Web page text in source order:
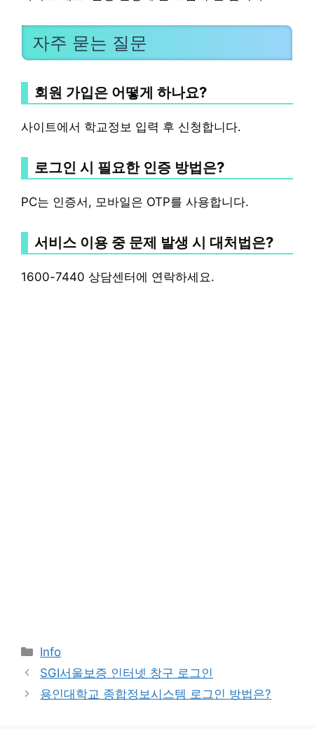
자주 묻는 질문
회원 가입은 어떻게 하나요?
사이트에서 학교정보 입력 후 신청합니다.
로그인 시 필요한 인증 방법은?
PC는 인증서, 모바일은 OTP를 사용합니다.
서비스 이용 중 문제 발생 시 대처법은?
1600-7440 상담센터에 연락하세요.
Categories
Info
SGI서울보증 인터넷 창구 로그인
용인대학교 종합정보시스템 로그인 방법은?